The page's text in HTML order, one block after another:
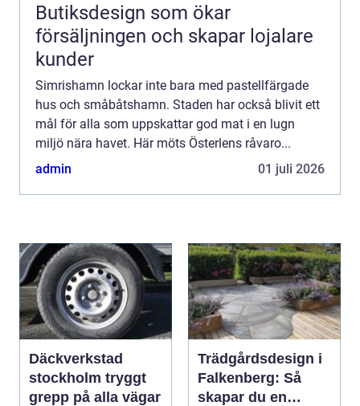
Butiksdesign som ökar
försäljningen och skapar lojalare
kunder
Simrishamn lockar inte bara med pastellfärgade
hus och småbåtshamn. Staden har också blivit ett
mål för alla som uppskattar god mat i en lugn
miljö nära havet. Här möts Österlens råvaro...
admin
01 juli 2026
Däckverkstad
stockholm tryggt
grepp på alla vägar
Trädgårdsdesign i
Falkenberg: Så
skapar du en